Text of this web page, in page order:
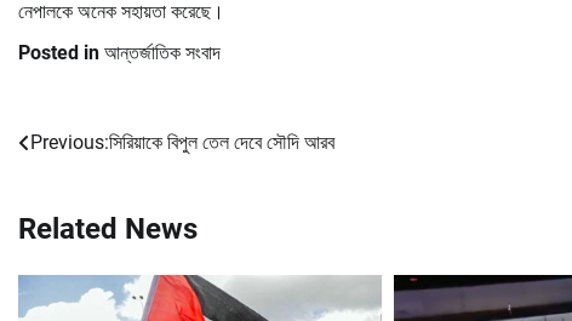
নেপালকে অনেক সহায়তা করেছে।
Posted in আন্তর্জাতিক সংবাদ
Post
Previous:সিরিয়াকে বিপুল তেল দেবে সৌদি আরব
Related News